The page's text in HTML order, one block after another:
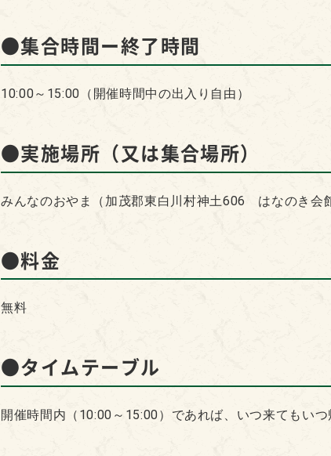
●集合時間ー終了時間
10:00～15:00（開催時間中の出入り自由）
●実施場所（又は集合場所）
みんなのおやま（加茂郡東白川村神土606 はなのき会
●料金
無料
●タイムテーブル
開催時間内（10:00～15:00）であれば、いつ来てもいつ